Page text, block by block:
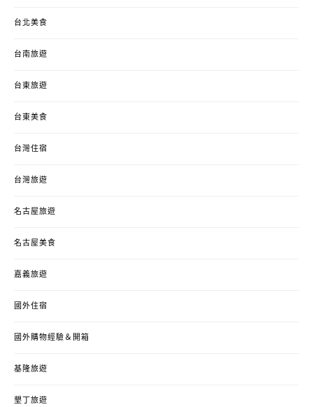
台北美食
台南旅遊
台東旅遊
台東美食
台灣住宿
台灣旅遊
名古屋旅遊
名古屋美食
嘉義旅遊
國外住宿
國外購物經驗＆開箱
基隆旅遊
墾丁旅遊